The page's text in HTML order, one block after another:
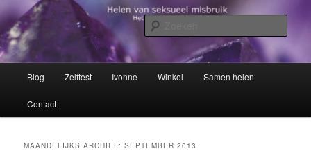
Spring
naar
de
primaire
inhoud
Spring
naar
de
secundaire
inhoudHelen van seksueel misbruik
Het trauma voorbij!
Blog Zelftest Ivonne Winkel Samen helen
Contact
MAANDELIJKS ARCHIEF:SEPTEMBER 2013